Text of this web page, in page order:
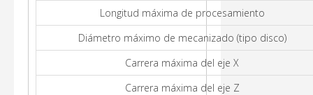
Longitud máxima de procesamiento
Diámetro máximo de mecanizado (tipo disco)
Carrera máxima del eje X
Carrera máxima del eje Z